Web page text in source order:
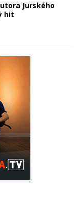
Jurského
hit